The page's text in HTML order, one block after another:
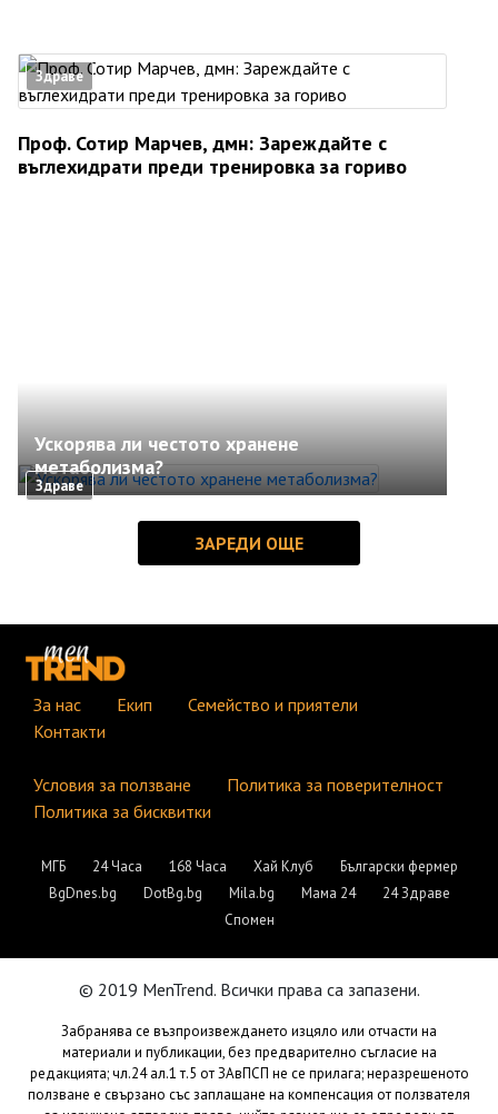
Здраве
Проф. Сотир Марчев, дмн: Зареждайте с
въглехидрати преди тренировка за гориво
Здраве
Ускорява ли честото хранене
метаболизма?
За нас Екип
Семейство и приятели
Контакти
Условия за ползване
Политика за поверителност
Политика за бисквитки
МГБ 24 Часа 168 Часа Хай Клуб
Български фермер
BgDnes.bg
DotBg.bg Mila.bg Мама 24
24 Здраве
Спомен
© 2019 MenTrend. Всички права са запазени.
Забранява се възпроизвеждането изцяло или отчасти на
материали и публикации, без предварително съгласие на
редакцията; чл.24 ал.1 т.5 от ЗАвПСП не се прилага; неразрешеното
ползване е свързано със заплащане на компенсация от ползвателя